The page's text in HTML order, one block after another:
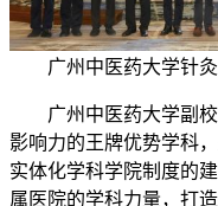
广州中医药大学针
广州中医药大学副校
影响力的王牌优势学科
实体化学科学院制度的
属医院的学科力量，打